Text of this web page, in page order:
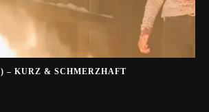
– KURZ & SCHMERZHAFT